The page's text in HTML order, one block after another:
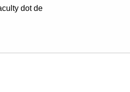
dot de